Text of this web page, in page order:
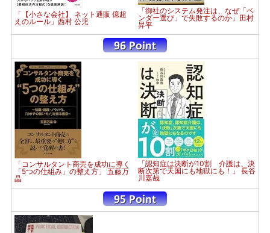
「【小さな会社】 ネット通販 億超
えのルール」西村 公児
「御社のシステム発注は、なぜ「ベ
ンダー選び」で失敗するのか」田村
昇平
「コンサルタント商売を成功に導く
「5つの仕組み」の整え方」 五藤万
晶
「認知症は決断が10割 介護は、決
断次第で天国にも地獄にも！」 長谷
川嘉哉